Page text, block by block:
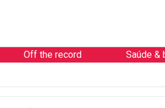
Off the record Saúde &